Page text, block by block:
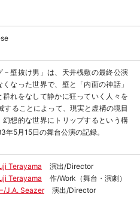
－壁抜け男」は、天井桟敷の最終公演
なった世界で、壁と「内面の神話」
群れをなして静かに狂っていく人々を
することによって、現実と虚構の境目
幻想的な世界にトリップするという構
年5月15日の舞台公演の記録。
Terayama
演出/Director
Terayama
作/Work（舞台・演劇）
/J.A. Seazer
演出/Director